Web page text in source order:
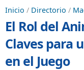
Inicio / Directorio /
El Rol del
Claves para
en el Juego